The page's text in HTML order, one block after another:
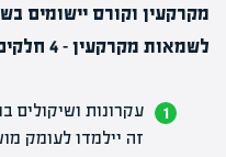
מקרקעין וקורס יישומים
לשמאות מקרקעין – 4 חלקים:
עקרונות ושיקולים
זה יילמדו לעומק